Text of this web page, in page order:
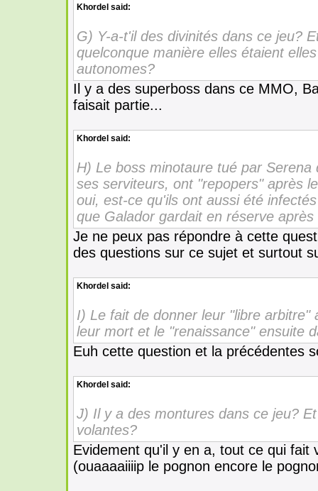
Khordel said:
G) Y-a-t'il des divinités dans ce jeu?
quelconque manière elles étaient
autonomes?
Il y a des superboss dans ce MMO,
faisait partie...
Khordel said:
H) Le boss minotaure tué par
ses serviteurs, ont "repopers" après
oui, est-ce qu'ils ont aussi été
que Galador gardait en réserve
Je ne peux pas répondre à cette
des questions sur ce sujet et surtout
Khordel said:
I) Le fait de donner leur "libre arbitre"
leur mort et le "renaissance" ensuite
Euh cette question et la précédentes
Khordel said:
J) Il y a des montures dans ce jeu?
volantes?
Evidement qu'il y en a, tout ce qui fait
(ouaaaaiiiip le pognon encore le